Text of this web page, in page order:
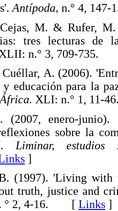
Antípoda, n.° 4,
M. & Rufer,
tres lecturas de
n.° 3, 709-
A. (2006).
y educación para la
XLI: n.° 1,
(2007, enero-
sobre la
Liminar,
]
(1997). 'Living with
truth, justice and
° 2, 4-16. [ Links ]